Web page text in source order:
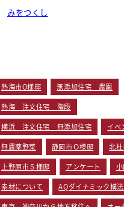
みをつくし
熱海市O様邸 無添加住宅 農園
熱海 注文住宅 階段
横浜 注文住宅 無添加住宅 イベ
無農薬野菜 静岡市Ｏ様邸 北
上野原市Ｓ様邸 アンケート
素材について AQダイナミック構法